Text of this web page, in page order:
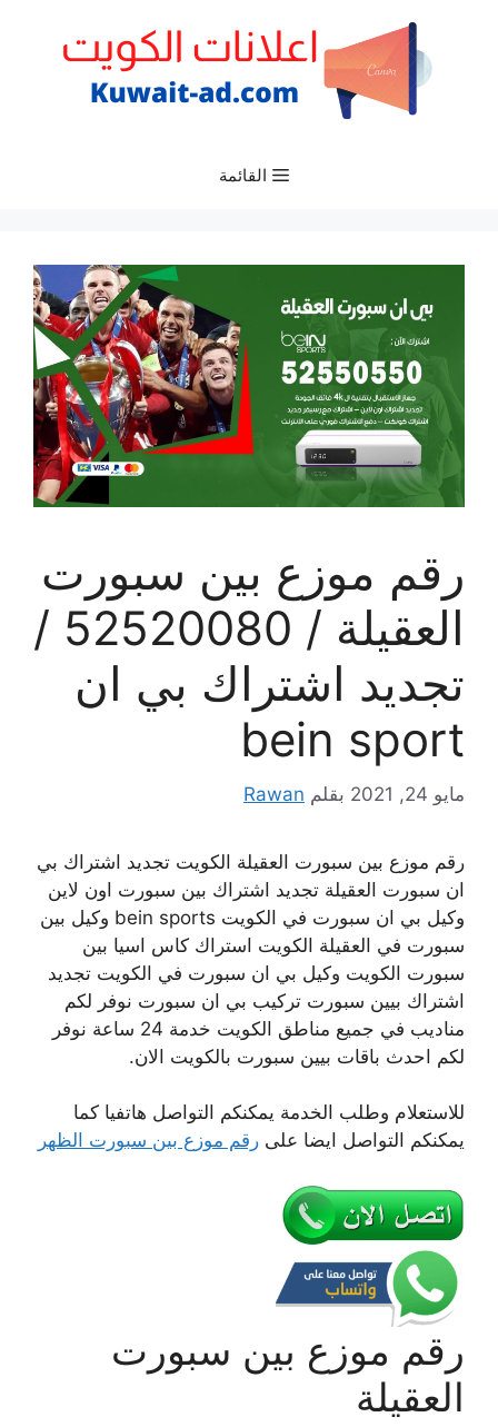
القائمة
رقم موزع بين سبورت
العقيلة / 52520080 /
تجديد اشتراك بي ان
bein sport
مايو 24, 2021 بقلم Rawan
رقم موزع بين سبورت العقيلة الكويت تجديد اشتراك بي
ان سبورت العقيلة تجديد اشتراك بين سبورت اون لاين
وكيل بي ان سبورت في الكويت bein sports وكيل بين
سبورت في العقيلة الكويت استراك كاس اسيا بين
سبورت الكويت وكيل بي ان سبورت في الكويت تجديد
اشتراك بيين سبورت تركيب بي ان سبورت نوفر لكم
مناديب في جميع مناطق الكويت خدمة 24 ساعة نوفر
لكم احدث باقات بيين سبورت بالكويت الان.
للاستعلام وطلب الخدمة يمكنكم التواصل هاتفيا كما
يمكنكم التواصل ايضا على رقم موزع بين سبورت الظهر
رقم موزع بين سبورت
العقيلة